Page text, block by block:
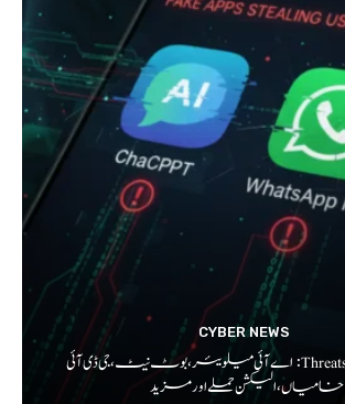
CYBER NEWS
ThreatsDay Bulletin: اے آئی میلویئر، بوٹ نیٹ، جی ڈی آئی
خامیاں، الیکشن حملے اور مزید